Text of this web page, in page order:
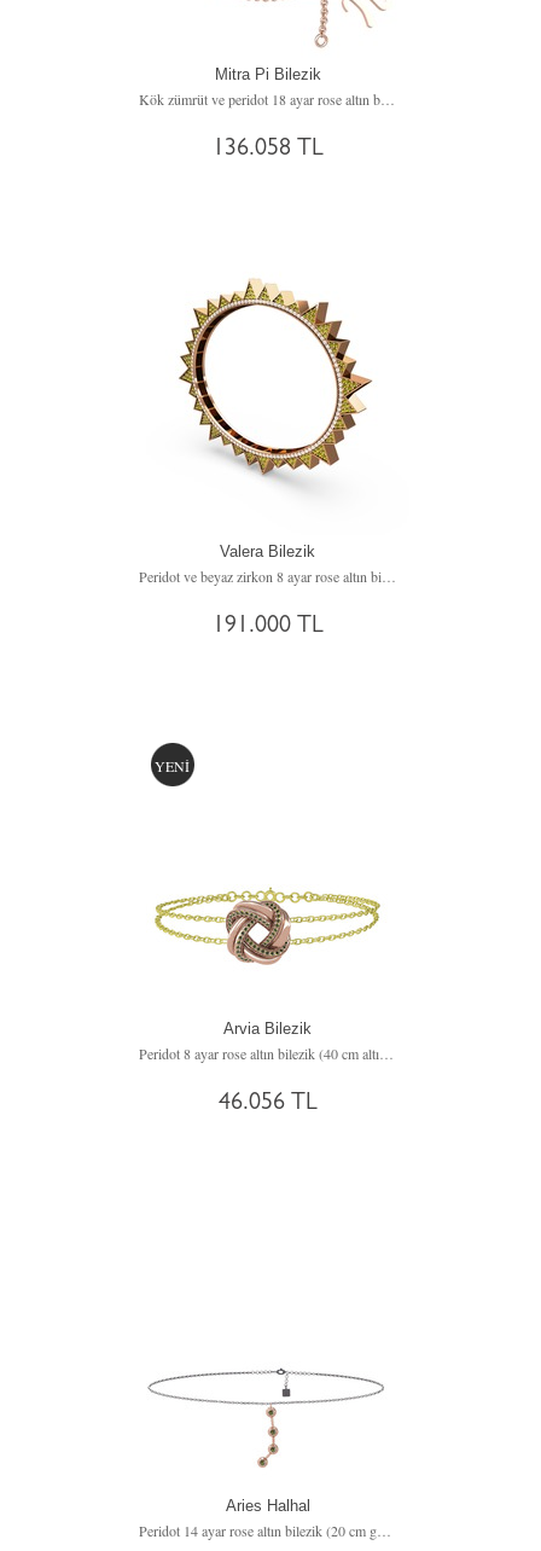
Mitra Pi Bilezik
Kök zümrüt ve peridot 18 ayar rose altın bilezik
136.058 TL
Valera Bilezik
191.000 TL
YENİ
Arvia Bilezik
46.056 TL
Aries Halhal
Peridot 14 ayar rose altın bilezik (20 cm gümüş rolo zincir)